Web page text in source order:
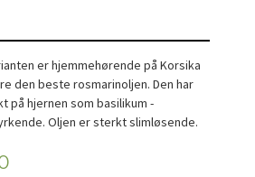
er hjemmehørende på Korsika
den beste rosmarinoljen. Den har
på hjernen som basilikum -
Oljen er sterkt slimløsende.